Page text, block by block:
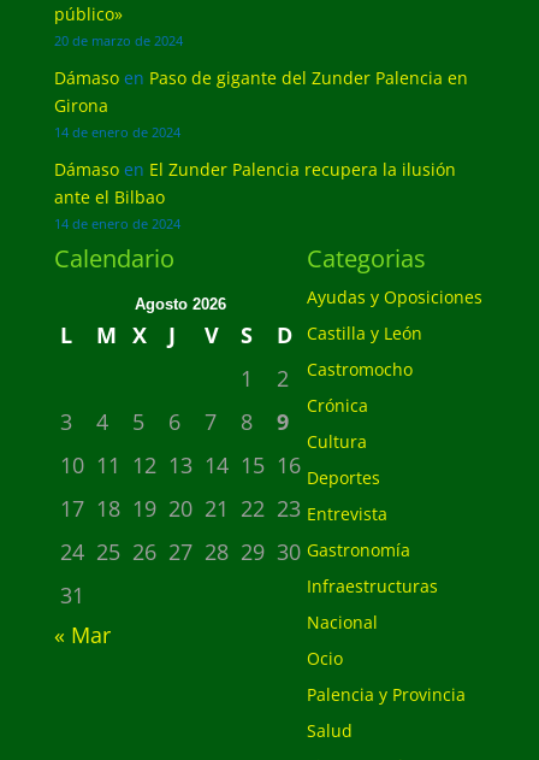
público»
20 de marzo de 2024
Dámasoen Paso de gigante del Zunder Palencia en
Girona
14 de enero de 2024
Dámasoen El Zunder Palencia recupera la ilusión
ante el Bilbao
14 de enero de 2024
Calendario
Agosto 2026
L M X J V S
D
1
2
3
4 5 6 7 8
9
10 11 12 13 14 15 16
17 18 19 20 21 22 23
24 25 26 27 28 29 30
31
« Mar
Categorias
Ayudas y Oposiciones
Castilla y León
Castromocho
Crónica
Cultura
Deportes
Entrevista
Gastronomía
Infraestructuras
Nacional
Ocio
Palencia y Provincia
Salud